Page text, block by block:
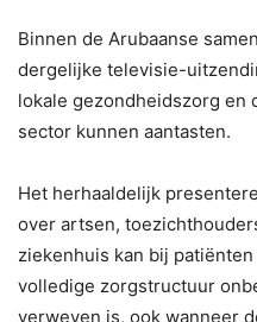
Binnen de Arubaanse
dergelijke televisie-
lokale gezondheidszorg en
sector kunnen aantasten.
Het herhaaldelijk
over artsen,
ziekenhuis kan bij
volledige zorgstructuur
verweven is, ook wanneer